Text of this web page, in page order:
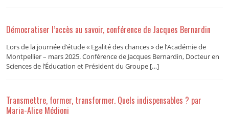
Démocratiser l’accès au savoir, conférence de Jacques Bernardin
Lors de la journée d’étude « Egalité des chances » de l’Académie de
Montpellier – mars 2025. Conférence de Jacques Bernardin, Docteur en
Sciences de l’Éducation et Président du Groupe […]
Transmettre, former, transformer. Quels indispensables ? par
Maria-Alice Médioni